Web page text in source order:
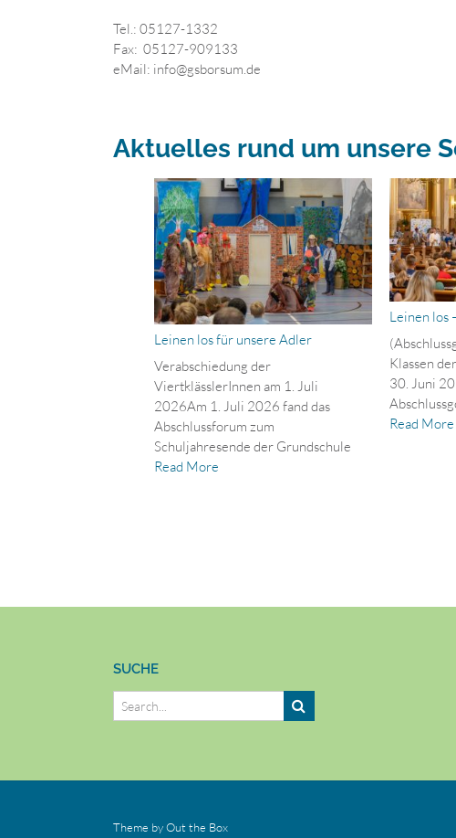
Tel.: 05127-1332
Fax: 05127-909133
eMail: info@gsborsum.de
Aktuelles rund um unsere
Leinen los für unsere Adler
Verabschiedung der
ViertklässlerInnen am 1. Juli
2026Am 1. Juli 2026 fand das
Abschlussforum zum
Schuljahresende der Grundschule
Read More
Leinen los
Klassen
30. Juni
Read More
SUCHE
Theme byOut the Box